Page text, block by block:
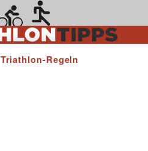
Triathlon-Regeln